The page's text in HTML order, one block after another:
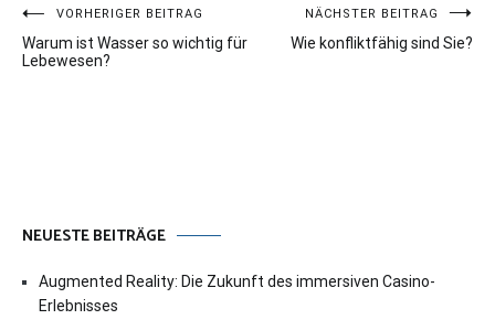
Beitragsnavigation
VORHERIGER BEITRAG
Warum ist Wasser so wichtig für
Lebewesen?
NÄCHSTER BEITRAG
Wie konfliktfähig sind Sie?
NEUESTE BEITRÄGE
Augmented Reality: Die Zukunft des immersiven Casino-
Erlebnisses